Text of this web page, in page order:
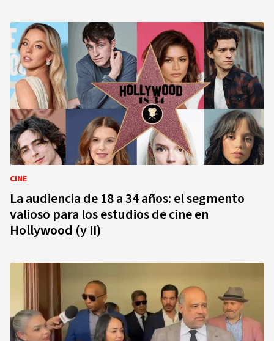
CINE
La audiencia de 18 a 34 años: el segmento
valioso para los estudios de cine en
Hollywood (y II)